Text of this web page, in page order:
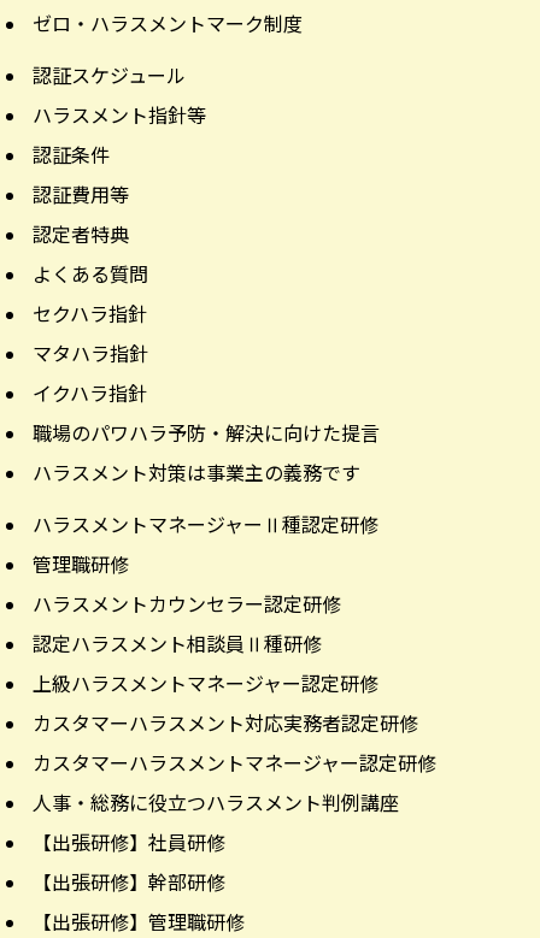
ゼロ・ハラスメントマーク制度
認証スケジュール
ハラスメント指針等
認証条件
認証費用等
認定者特典
よくある質問
セクハラ指針
マタハラ指針
イクハラ指針
職場のパワハラ予防・解決に向けた提言
ハラスメント対策は事業主の義務です
ハラスメントマネージャーⅡ種認定研修
管理職研修
ハラスメントカウンセラー認定研修
認定ハラスメント相談員Ⅱ種研修
上級ハラスメントマネージャー認定研修
カスタマーハラスメント対応実務者認定研修
カスタマーハラスメントマネージャー認定研修
人事・総務に役立つハラスメント判例講座
【出張研修】社員研修
【出張研修】幹部研修
【出張研修】管理職研修